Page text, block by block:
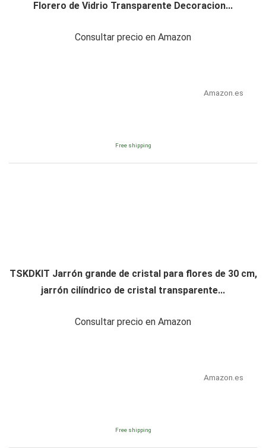
Florero de Vidrio Transparente Decoracion...
Consultar precio en Amazon
Amazon.es
Free shipping
TSKDKIT Jarrón grande de cristal para flores de 30 cm,
jarrón cilíndrico de cristal transparente...
Consultar precio en Amazon
Amazon.es
Free shipping